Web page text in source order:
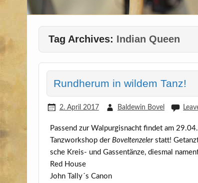
Tag Archives: Indian Queen
Rundherum in wildem Tanz!
2. April 2017 Baldewin Bovel
Pas­send zur Wal­pur­gis­nacht fin­det am
Tanz­work­shop derBovel­ten­ze­l­erstatt!
sche Kreis- und Gas­sen­tän­ze, dies­mal
Red House
John Tally´s Canon